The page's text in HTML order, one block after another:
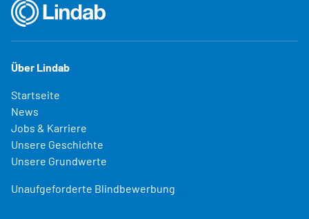
Über Lindab
Startseite
News
Jobs & Karriere
Unsere Geschichte
Unsere Grundwerte
Unaufgeforderte Blindbewerbung